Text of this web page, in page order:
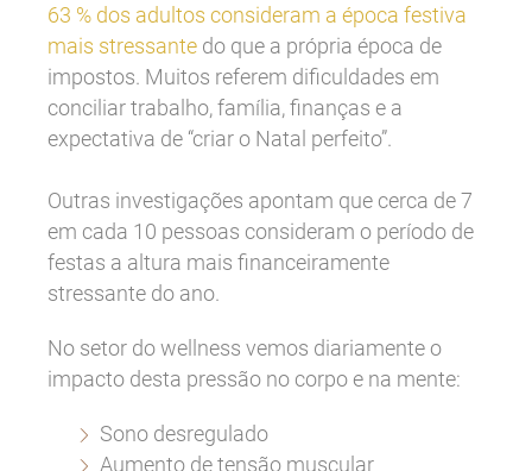
63 % dos adultos consideram a época festiva
mais stressante do que a própria época de
impostos. Muitos referem dificuldades em
conciliar trabalho, família, finanças e a
expectativa de “criar o Natal perfeito”.
Outras investigações apontam que cerca de 7
em cada 10 pessoas consideram o período de
festas a altura mais financeiramente
stressante do ano.
No setor do wellness vemos diariamente o
impacto desta pressão no corpo e na mente:
Sono desregulado
Aumento de tensão muscular